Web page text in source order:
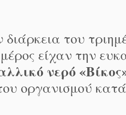
του
είχαν την
νερό
οργανισμού